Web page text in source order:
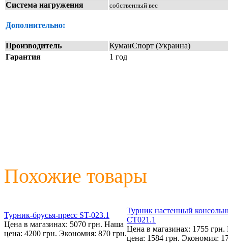
Система нагружения
собственный вес
Дополнительно:
Производитель
КуманСпорт (Украина)
Гарантия
1 год
Похожие товары
Турник-брусья-пресс ST-023.1
Цена в магазинах: 5070 грн. Наша
цена: 4200 грн. Экономия: 870 грн.
Турник настенный
СТ021.1
Цена в магазинах: 1755 грн.
цена: 1584 грн. Экономия: